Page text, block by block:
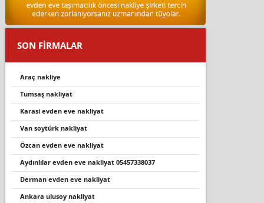
SON FİRMALAR
araç nakli̇ye
tumsaş nakliyat
karasi evden eve nakliyat
van soytürk nakliyat
özcan evden eve nakli̇yat
aydinlilar evden eve nakli̇yat 05457338037
derman evden eve nakliyat
ankara ulusoy nakliyat